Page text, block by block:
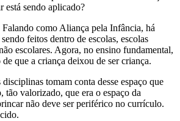
sendo aplicado?
Falando como Aliança pela Infância, há
feitos dentro de escolas, escolas
escolares. Agora, no ensino fundamental,
que a criança deixou de ser criança.
tomam conta desse espaço que
tão valorizado, que era o espaço da
não deve ser periférico no currículo.